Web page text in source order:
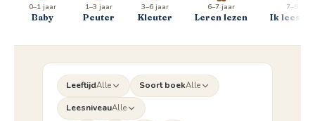
0–1 jaar
Baby
1–3 jaar
Peuter
3–6 jaar
Kleuter
6–7 jaar
Leren lezen
7–9 jaar
Ik lees al
LeeftijdAlle Soort boekAlle
LeesniveauAlle